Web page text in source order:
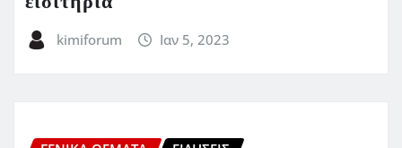
kimiforum Ιαν 5, 2023